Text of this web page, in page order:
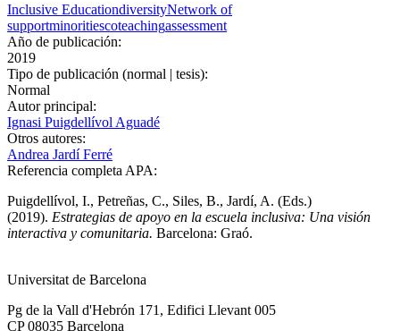
Inclusive EducationdiversityNetwork of
supportminoritiescoteachingassessment
Año de publicación:
2019
Tipo de publicación (normal | tesis):
Normal
Autor principal:
Ignasi Puigdellívol Aguadé
Otros autores:
Andrea Jardí Ferré
Referencia completa APA:
Puigdellívol, I., Petreñas, C., Siles, B., Jardí, A. (Eds.)
(2019). Estrategias de apoyo en la escuela inclusiva: Una visión
interactiva y comunitaria. Barcelona: Graó.
Universitat de Barcelona
Pg de la Vall d'Hebrón 171, Edifici Llevant 005
CP 08035 Barcelona